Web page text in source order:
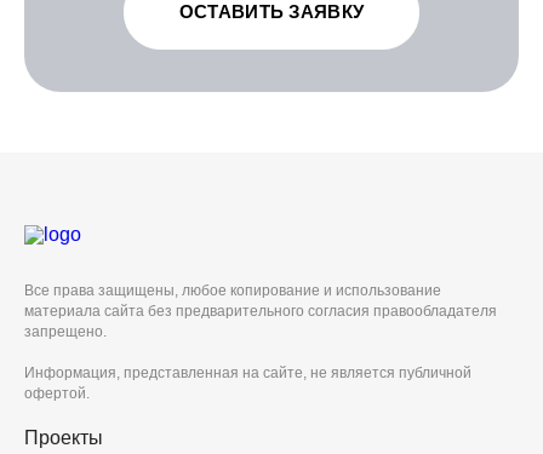
ОСТАВИТЬ ЗАЯВКУ
Все права защищены, любое копирование и использование
материала сайта без предварительного согласия правообладателя
запрещено.
Информация, представленная на сайте, не является публичной
офертой.
Проекты